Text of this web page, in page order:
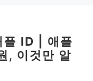
플 ID | 애플
, 이것만 알